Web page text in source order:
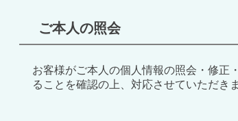
ご本人の照会
お客様がご本人の個人情報の照会・修正
ることを確認の上、対応させていただきま